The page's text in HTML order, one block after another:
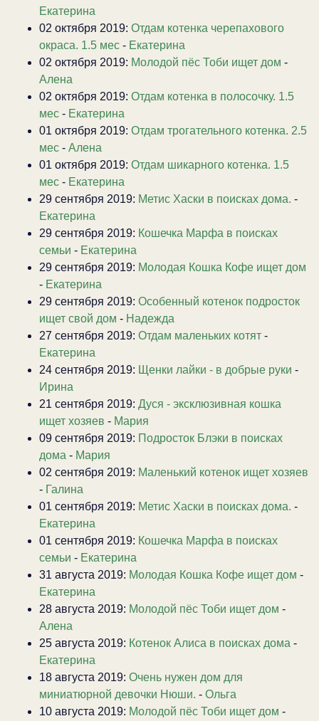
Екатерина
02 октября 2019: Отдам котенка черепахового
окраса. 1.5 мес - Екатерина
02 октября 2019: Молодой пёс Тоби ищет дом -
Алена
02 октября 2019: Отдам котенка в полосочку. 1.5
мес - Екатерина
01 октября 2019: Отдам трогательного котенка. 2.5
мес - Алена
01 октября 2019: Отдам шикарного котенка. 1.5
мес - Екатерина
29 сентября 2019: Метис Хаски в поисках дома. -
Екатерина
29 сентября 2019: Кошечка Марфа в поисках
семьи - Екатерина
29 сентября 2019: Молодая Кошка Кофе ищет дом
- Екатерина
29 сентября 2019: Особенный котенок подросток
ищет свой дом - Надежда
27 сентября 2019: Отдам маленьких котят -
Екатерина
24 сентября 2019: Щенки лайки - в добрые руки -
Ирина
21 сентября 2019: Дуся - эксклюзивная кошка
ищет хозяев - Мария
09 сентября 2019: Подросток Блэки в поисках
дома - Мария
02 сентября 2019: Маленький котенок ищет хозяев
- Галина
01 сентября 2019: Метис Хаски в поисках дома. -
Екатерина
01 сентября 2019: Кошечка Марфа в поисках
семьи - Екатерина
31 августа 2019: Молодая Кошка Кофе ищет дом -
Екатерина
28 августа 2019: Молодой пёс Тоби ищет дом -
Алена
25 августа 2019: Котенок Алиса в поисках дома -
Екатерина
18 августа 2019: Очень нужен дом для
миниатюрной девочки Нюши. - Ольга
10 августа 2019: Молодой пёс Тоби ищет дом -